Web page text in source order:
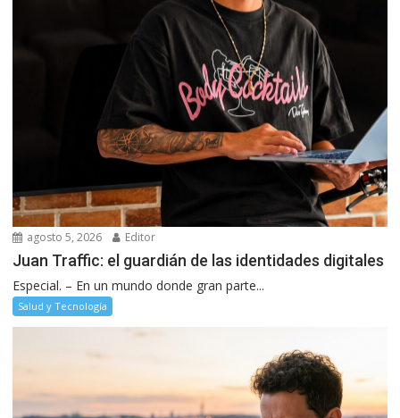
agosto 5, 2026 Editor
Juan Traffic: el guardián de las identidades digitales
Especial. – En un mundo donde gran parte...
Salud y Tecnología